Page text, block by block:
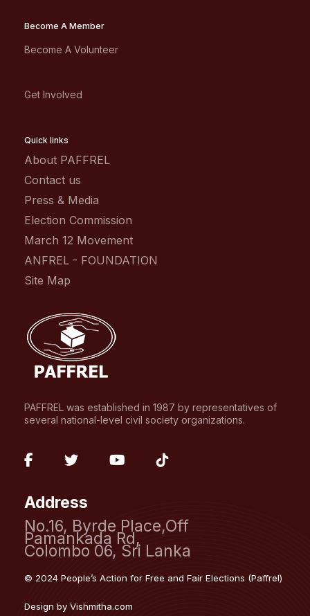
Become A Member
Become A Volunteer
Get Involved
Quick links
About PAFFREL
Contact us
Press & Media
Election Commission
March 12 Movement
ANFREL - FOUNDATION
Site Map
PAFFREL was established in 1987 by representatives of
several national-level civil society organizations.
facebook-
f
fab
twitter
fab
Address
No.16, Byrde Place,Off
Pamankada Rd,
Colombo 06, Sri Lanka
© 2024 People’s Action for Free and Fair Elections (Paffrel)
Design by Vishmitha.com